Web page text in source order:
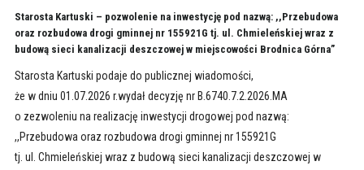
Starosta Kartuski – pozwolenie na inwestycję pod nazwą: ,,Przebudowa
oraz rozbudowa drogi gminnej nr 155921G tj. ul. Chmieleńskiej wraz z
budową sieci kanalizacji deszczowej w miejscowości Brodnica Górna”
Starosta Kartuski podaje do publicznej wiadomości,
że w dniu 01.07.2026 r.wydał decyzję nr B.6740.7.2.2026.MA
o zezwoleniu na realizację inwestycji drogowej pod nazwą:
,,Przebudowa oraz rozbudowa drogi gminnej nr 155921G
tj. ul. Chmieleńskiej wraz z budową sieci kanalizacji deszczowej w